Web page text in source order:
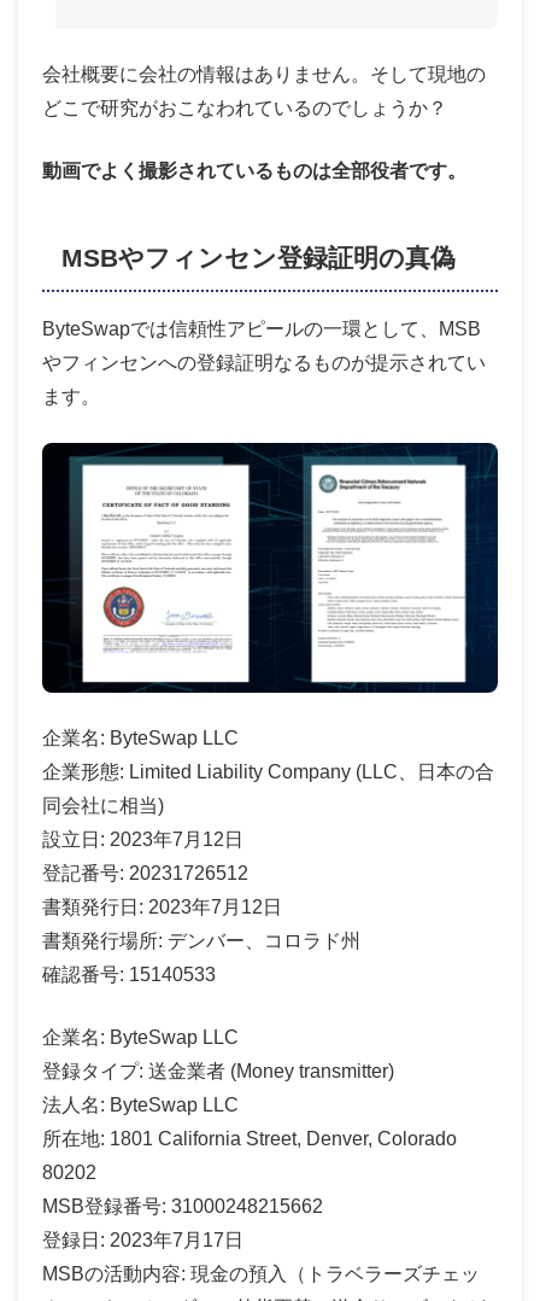
会社概要に会社の情報はありません。そして現地の
どこで研究がおこなわれているのでしょうか？
動画でよく撮影されているものは全部役者です。
MSBやフィンセン登録証明の真偽
ByteSwapでは信頼性アピールの一環として、MSB
やフィンセンへの登録証明なるものが提示されてい
ます。
企業名: ByteSwap LLC
企業形態: Limited Liability Company (LLC、日本の合
同会社に相当)
設立日: 2023年7月12日
登記番号: 20231726512
書類発行日: 2023年7月12日
書類発行場所: デンバー、コロラド州
確認番号: 15140533
企業名: ByteSwap LLC
登録タイプ: 送金業者 (Money transmitter)
法人名: ByteSwap LLC
所在地: 1801 California Street, Denver, Colorado
80202
MSB登録番号: 31000248215662
登録日: 2023年7月17日
MSBの活動内容: 現金の預入（トラベラーズチェッ